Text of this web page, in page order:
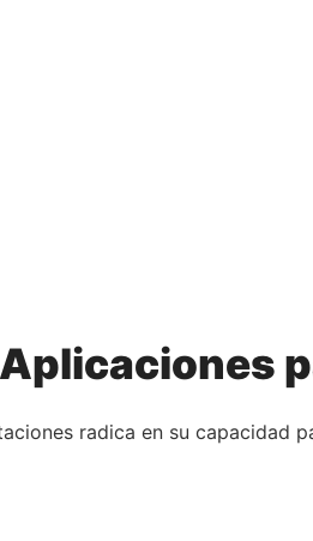
radica en su capacidad